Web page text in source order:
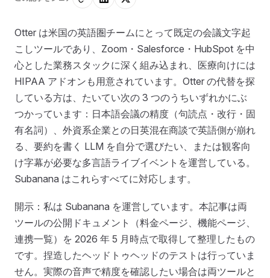
Otter は米国の英語圏チームにとって既定の会議文字起
こしツールであり、Zoom・Salesforce・HubSpot を中
心とした業務スタックに深く組み込まれ、医療向けには
HIPAA アドオンも用意されています。Otter の代替を探
している方は、たいてい次の 3 つのうちいずれかにぶ
つかっています：日本語会議の精度（句読点・改行・固
有名詞）、外資系企業との日英混在商談で英語側が崩れ
る、要約を書く LLM を自分で選びたい、または観客向
け字幕が必要な多言語ライブイベントを運営している。
Subanana はこれらすべてに対応します。
開示：私は Subanana を運営しています。本記事は両
ツールの公開ドキュメント（料金ページ、機能ページ、
連携一覧）を 2026 年 5 月時点で取得して整理したもの
です。捏造したヘッドトゥヘッドのテストは行っていま
せん。実際の音声で精度を確認したい場合は両ツールと